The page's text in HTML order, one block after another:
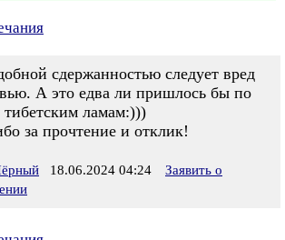
сдержанностью следует вред
А это едва ли пришлось бы по
тибетским ламам:)))
за прочтение и отклик!
18.06.2024 04:24
Заявить о